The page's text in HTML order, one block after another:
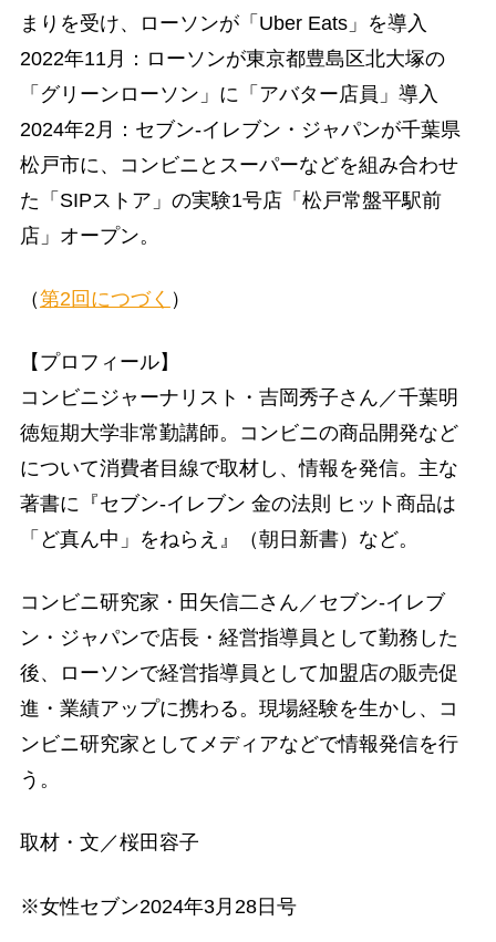
まりを受け、ローソンが「Uber Eats」を導入
2022年11月：ローソンが東京都豊島区北大塚の
「グリーンローソン」に「アバター店員」導入
2024年2月：セブン-イレブン・ジャパンが千葉県
松戸市に、コンビニとスーパーなどを組み合わせ
た「SIPストア」の実験1号店「松戸常盤平駅前
店」オープン。
（第2回につづく ）
【プロフィール】
コンビニジャーナリスト・吉岡秀子さん／千葉明
徳短期大学非常勤講師。コンビニの商品開発など
について消費者目線で取材し、情報を発信。主な
著書に『セブン-イレブン 金の法則 ヒット商品は
「ど真ん中」をねらえ』（朝日新書）など。
コンビニ研究家・田矢信二さん／セブン-イレブ
ン・ジャパンで店長・経営指導員として勤務した
後、ローソンで経営指導員として加盟店の販売促
進・業績アップに携わる。現場経験を生かし、コ
ンビニ研究家としてメディアなどで情報発信を行
う。
取材・文／桜田容子
※女性セブン2024年3月28日号